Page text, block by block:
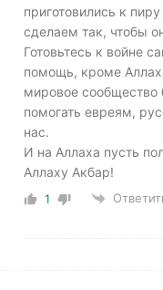
приготовились к
сделаем так, чтобы
Готовьтесь к войне
помощь, кроме
мировое сообщество
помогать евреям,
нас.
И на Аллаха пусть
Аллаху Акбар!
1